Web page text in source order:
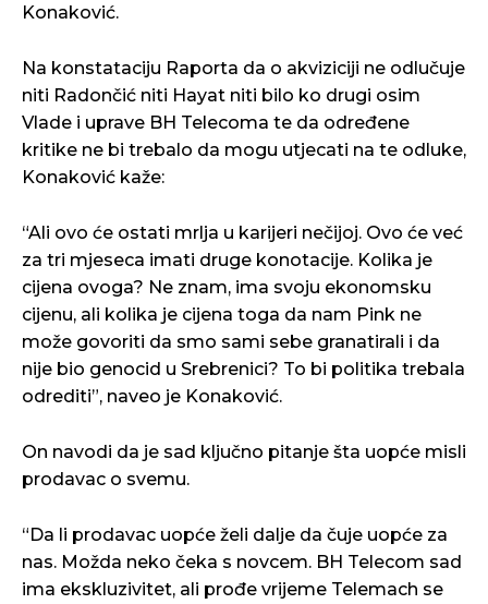
Konaković.
Na konstataciju Raporta da o akviziciji ne odlučuje
niti Radončić niti Hayat niti bilo ko drugi osim
Vlade i uprave BH Telecoma te da određene
kritike ne bi trebalo da mogu utjecati na te odluke,
Konaković kaže:
“Ali ovo će ostati mrlja u karijeri nečijoj. Ovo će već
za tri mjeseca imati druge konotacije. Kolika je
cijena ovoga? Ne znam, ima svoju ekonomsku
cijenu, ali kolika je cijena toga da nam Pink ne
može govoriti da smo sami sebe granatirali i da
nije bio genocid u Srebrenici? To bi politika trebala
odrediti”, naveo je Konaković.
On navodi da je sad ključno pitanje šta uopće misli
prodavac o svemu.
“Da li prodavac uopće želi dalje da čuje uopće za
nas. Možda neko čeka s novcem. BH Telecom sad
ima ekskluzivitet, ali prođe vrijeme Telemach se